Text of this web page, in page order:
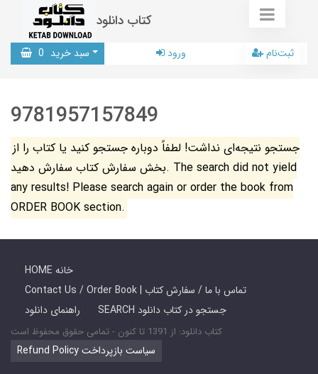
کتاب دانلود
سبد خرید 0 ورود ثبت‌نام
9781957157849
جستجو نتیجه‌ای نداشت! لطفاً دوباره جستجو کنید یا کتاب را از
بخش سفارش کتاب سفارش دهید. The search did not yield
any results! Please search again or order the book from
ORDER BOOK section.
HOME خانه
Contact Us / Order Book | تماس با ما / سفارش کتاب
راهنمای دانلود
SEARCH جستجو در کتاب دانلود
کتاب دانلود: از 1391 تا کنون - تمامی حقوق محفوظ است
Refund Policy سیاست بازپرداخت